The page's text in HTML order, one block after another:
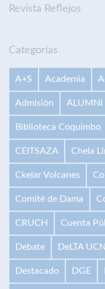
Revista Reflejos
Categorías
A+S Academia
Admisión ALUMNI
Biblioteca Coquimbo
CEITSAZA Chela
Ckelar Volcanes
Comité de Dama
CRUCH Cuenta
Debate DeLTA UCN
Destacado DGE